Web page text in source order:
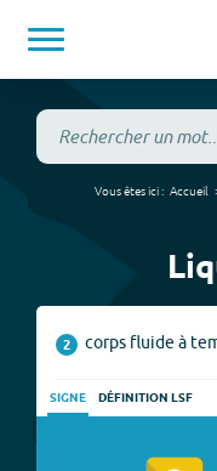
Vous êtes ici : Accueil
2 corps fluide à
SIGNE DÉFINITION LSF